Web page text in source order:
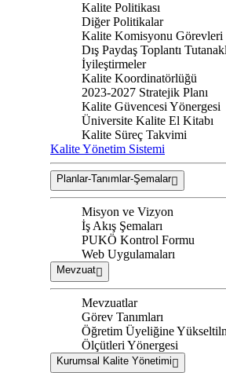
Kalite Politikası
Diğer Politikalar
Kalite Komisyonu Görevleri
Dış Paydaş Toplantı
İyileştirmeler
Kalite Koordinatörlüğü
2023-2027 Stratejik Planı
Kalite Güvencesi Yönergesi
Üniversite Kalite El Kitabı
Kalite Süreç Takvimi
Kalite Yönetim Sistemi
Planlar-Tanımlar-Şemalar
Misyon ve Vizyon
İş Akış Şemaları
PUKÖ Kontrol Formu
Web Uygulamaları
Mevzuat
Mevzuatlar
Görev Tanımları
Öğretim Üyeliğine
Ölçütleri Yönergesi
Kurumsal Kalite Yönetimi